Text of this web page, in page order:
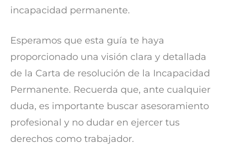
incapacidad permanente.
Esperamos que esta guía te haya
proporcionado una visión clara y detallada
de la Carta de resolución de la Incapacidad
Permanente. Recuerda que, ante cualquier
duda, es importante buscar asesoramiento
profesional y no dudar en ejercer tus
derechos como trabajador.